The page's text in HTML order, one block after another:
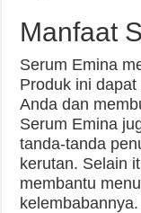
Manfaat
Serum Emina
Produk ini
Anda dan
Serum Emina
tanda-tanda
kerutan. Selain
membantu
kelembabannya.